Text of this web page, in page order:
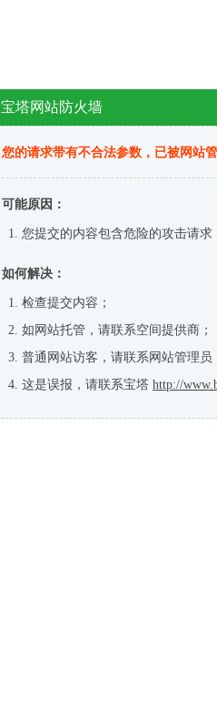
宝塔网站防火墙
您的请求带有不合法参数，已被网站
可能原因：
您提交的内容包含危险的攻击请求
如何解决：
检查提交内容；
如网站托管，请联系空间提供商；
普通网站访客，请联系网站管理员
这是误报，请联系宝塔 http://